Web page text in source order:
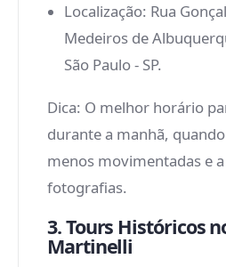
Localização: Rua
Medeiros de
São Paulo - SP.
Dica: O melhor horário
durante a manhã,
menos movimentadas e
fotografias.
3. Tours Históricos
Martinelli